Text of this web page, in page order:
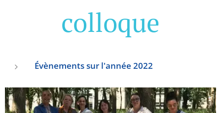
colloque
Évènements sur l'année 2022